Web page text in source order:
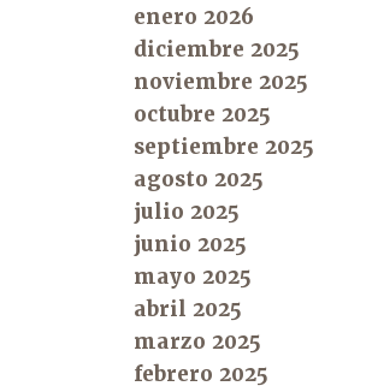
enero 2026
diciembre 2025
noviembre 2025
octubre 2025
septiembre 2025
agosto 2025
julio 2025
junio 2025
mayo 2025
abril 2025
marzo 2025
febrero 2025